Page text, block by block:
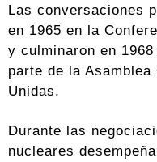
Las conversaciones
en 1965 en la
y culminaron en
parte de la
Unidas.
Durante las
nucleares